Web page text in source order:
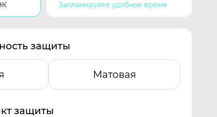
Запланируйте удобное время
защиты
Матовая
защиты